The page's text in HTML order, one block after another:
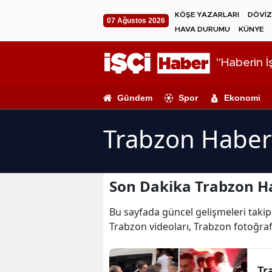
07 Ağustos 2026
KÖŞE YAZARLARI
HAVA DURUMU
KÜNYE
"Haberin
Gündem Spor Ekonomi
Trabzon
Son Dakika Trabzon
Bu sayfada güncel gelişmeleri
Trabzon videoları, Trabzon